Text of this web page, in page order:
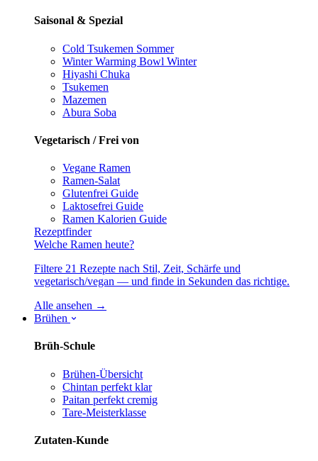
Saisonal & Spezial
Cold Tsukemen Sommer
Winter Warming Bowl Winter
Hiyashi Chuka
Tsukemen
Mazemen
Abura Soba
Vegetarisch / Frei von
Vegane Ramen
Ramen-Salat
Glutenfrei Guide
Laktosefrei Guide
Ramen Kalorien Guide
Rezeptfinder
Welche Ramen heute?
Filtere 21 Rezepte nach Stil, Zeit, Schärfe und
vegetarisch/vegan — und finde in Sekunden das richtige.
Alle ansehen →
Brühen
Brüh-Schule
Brühen-Übersicht
Chintan perfekt klar
Paitan perfekt cremig
Tare-Meisterklasse
Zutaten-Kunde